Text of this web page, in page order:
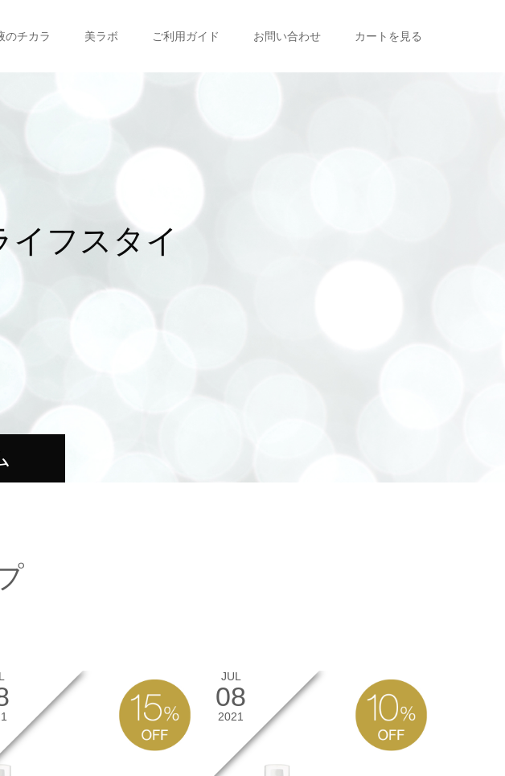
のチカラ 美ラボ ご利用ガイド お問い合わせ カートを見る
スタイルに
JUL
08
2021